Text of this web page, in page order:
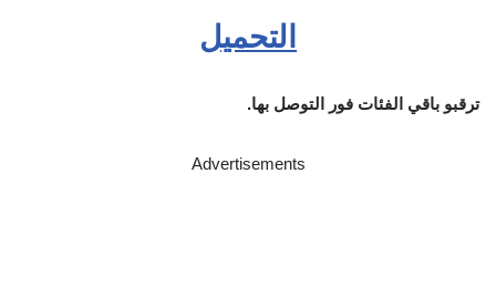
التحميل
ترقبو باقي الفئات فور التوصل بها.
Advertisements